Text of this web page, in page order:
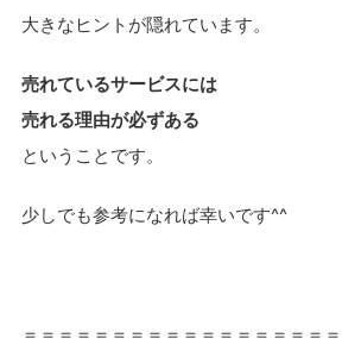
大きなヒントが隠れています。
売れているサービスには
売れる理由が必ずある
ということです。
少しでも参考になれば幸いです^^
＝＝＝＝＝＝＝＝＝＝＝＝＝＝＝＝＝